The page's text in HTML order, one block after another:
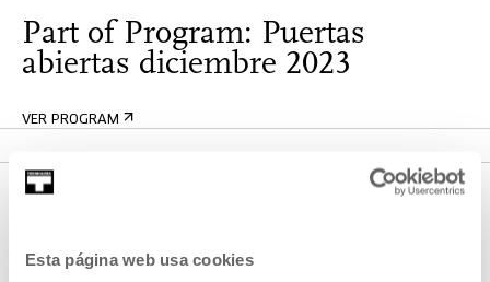
Esta página web usa cookies
Part of Program: Puertas
abiertas diciembre 2023
VER PROGRAM